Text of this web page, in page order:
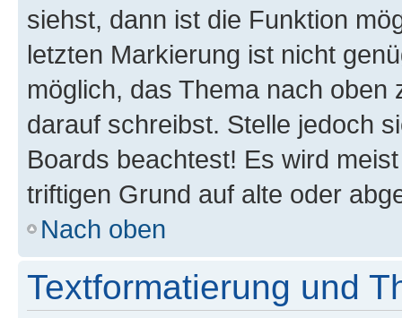
siehst, dann ist die Funktion
letzten Markierung ist nicht
möglich, das Thema nach oben
darauf schreibst. Stelle jedoch
Boards beachtest! Es wird
triftigen Grund auf alte oder
Nach oben
Textformatierung und